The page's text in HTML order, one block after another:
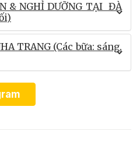
×
& NGHỈ DƯỠNG TẠI ĐÀ
TRANG (Các bữa: sáng,